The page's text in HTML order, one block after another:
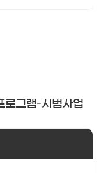
그램–시범사업